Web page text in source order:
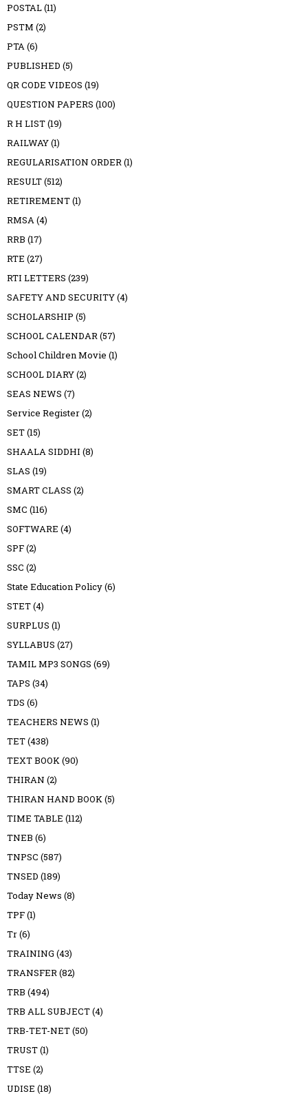
POSTAL(11)
PSTM (2)
PTA(6)
PUBLISHED (5)
QR CODE VIDEOS (19)
QUESTION PAPERS (100)
R H LIST(19)
RAILWAY(1)
REGULARISATION ORDER(1)
RESULT(512)
RETIREMENT(1)
RMSA(4)
RRB (17)
RTE (27)
RTI LETTERS (239)
SAFETY AND SECURITY(4)
SCHOLARSHIP (5)
SCHOOL CALENDAR(57)
School Children Movie (1)
SCHOOL DIARY(2)
SEAS NEWS (7)
Service Register(2)
SET(15)
SHAALA SIDDHI (8)
SLAS (19)
SMART CLASS (2)
SMC (116)
SOFTWARE (4)
SPF(2)
SSC (2)
State Education Policy(6)
STET(4)
SURPLUS (1)
SYLLABUS (27)
TAMIL MP3 SONGS (69)
TAPS (34)
TDS (6)
TEACHERS NEWS (1)
TET(438)
TEXT BOOK(90)
THIRAN (2)
THIRAN HAND BOOK(5)
TIME TABLE (112)
TNEB (6)
TNPSC (587)
TNSED (189)
Today News (8)
TPF(1)
Tr(6)
TRAINING (43)
TRANSFER(82)
TRB (494)
TRB ALL SUBJECT(4)
TRB-TET-NET(50)
TRUST(1)
TTSE (2)
UDISE (18)